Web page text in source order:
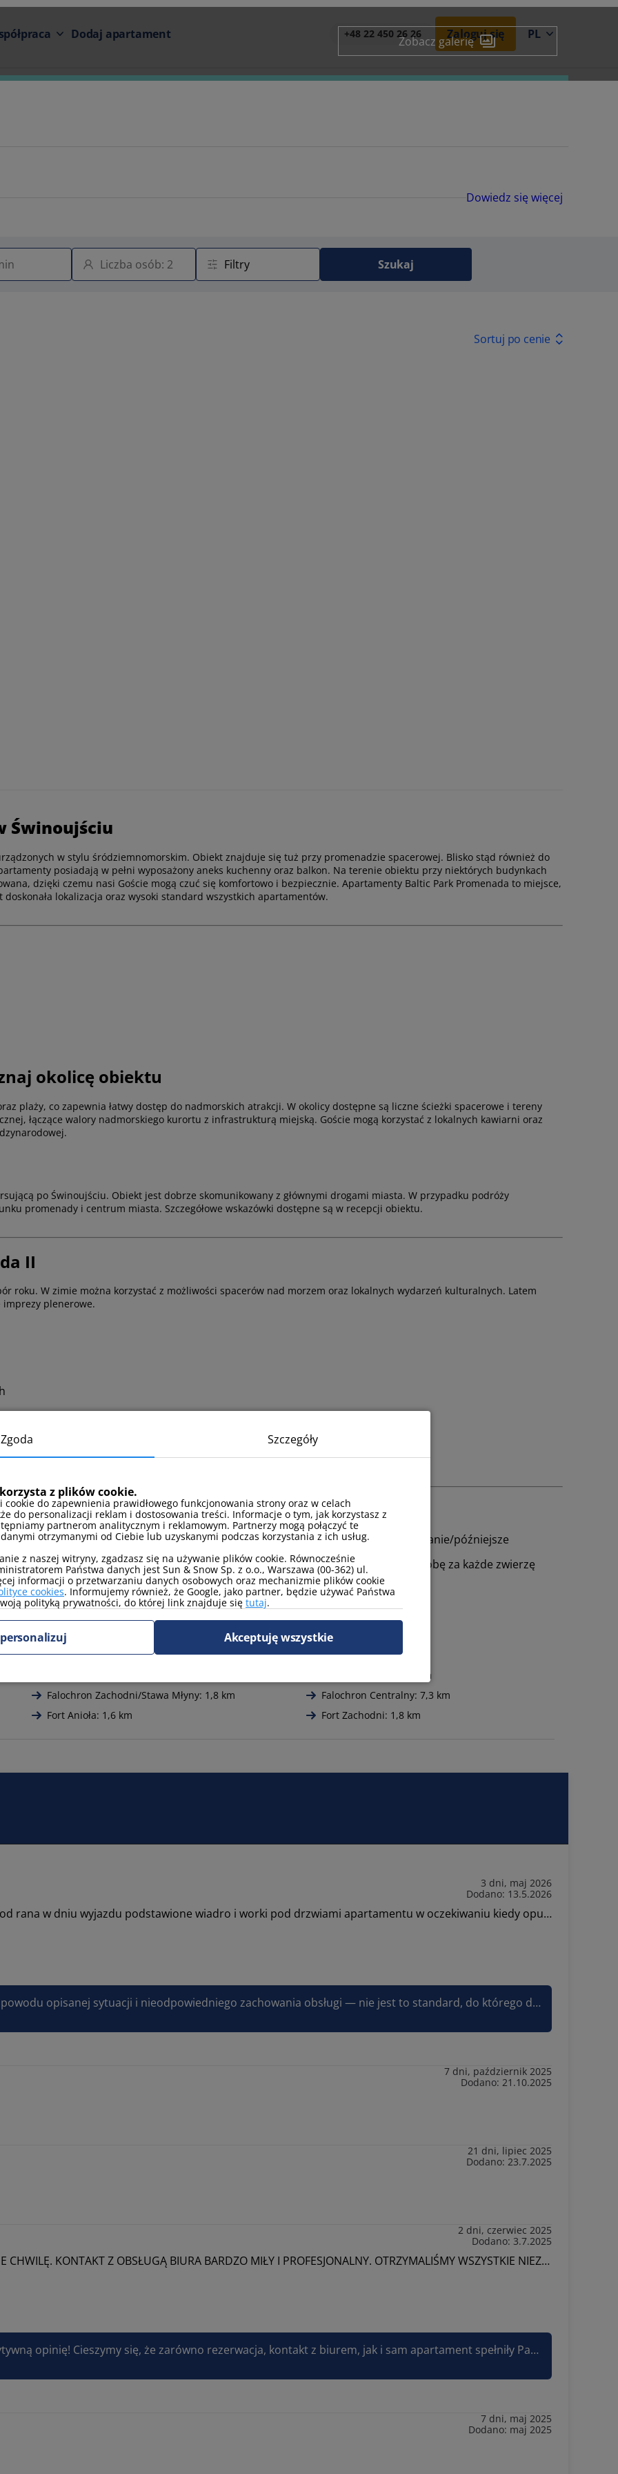
Dodaj apartament +48 22 450 26 26 Zaloguj się PL
Zobacz galerię
Dowiedz się więcej
Szukaj
Sortuj po cenie
Świnoujściu
w stylu śródziemnomorskim. Obiekt znajduje się tuż przy promenadzie spacerowej. Blisko stąd również do
posiadają w pełni wyposażony aneks kuchenny oraz balkon. Na terenie obiektu przy niektórych budynkach
dzięki czemu nasi Goście mogą czuć się komfortowo i bezpiecznie. Apartamenty Baltic Park Promenada to miejsce,
lokalizacja oraz wysoki standard wszystkich apartamentów.
okolicę obiektu
plaży, co zapewnia łatwy dostęp do nadmorskich atrakcji. W okolicy dostępne są liczne ścieżki spacerowe i tereny
łączące walory nadmorskiego kurortu z infrastrukturą miejską. Goście mogą korzystać z lokalnych kawiarni oraz
po Świnoujściu. Obiekt jest dobrze skomunikowany z głównymi drogami miasta. W przypadku podróży
promenady i centrum miasta. Szczegółowe wskazówki dostępne są w recepcji obiektu.
II
roku. W zimie można korzystać z możliwości spacerów nad morzem oraz lokalnych wydarzeń kulturalnych. Latem
imprezy plenerowe.
od godziny 16:00, Wymeldowanie do godziny 11:00. Wcześniejsze zameldowanie/późniejsze
biurze lokalnym.
(wymagany kontakt telefoniczny) - Koszt pobytu zwierzęcia to 40zł za dobę za każde zwierzę
plaża dla psów: 1,7 km
restauracja: 100 m
apteka: 450 m
dworzec polski: 2,3 km
Latarnia morska: 7,3 km
Falochron Zachodni/Stawa Młyny: 1,8 km
Falochron Centralny: 7,3 km
Fort Anioła: 1,6 km Fort Zachodni: 1,8 km
3 dni, maj 2026
Dodano: 13.5.2026
Bardzo nie miła Pani w obsłudze telefonicznej, od rana w dniu wyjazdu podstawione wiadro i worki pod drzwiami apartamentu w oczekiwaniu kiedy opuścimy apartament. Niestety nie polecam obsługi w Świnoujściu.
Dziękujemy za opinię. Bardzo nam przykro z powodu opisanej sytuacji i nieodpowiedniego zachowania obsługi — nie jest to standard, do którego dążymy. Sprawa zostanie przekazana do wyjaśnienia, aby uniknąć takich sytuacji w przyszłości. Pozdrawiam, Joanna Sun&Snow
7 dni, październik 2025
Dodano: 21.10.2025
21 dni, lipiec 2025
Dodano: 23.7.2025
2 dni, czerwiec 2025
Dodano: 3.7.2025
REZERWACJA APARTAMENTU ZAJĘŁA DOSŁOWNE CHWILĘ. KONTAKT Z OBSŁUGĄ BIURA BARDZO MIŁY I PROFESJONALNY. OTRZYMALIŚMY WSZYSTKIE NIEZBĘDNE INFORMACJE. APARTAMENT PRZEŚLICZNY I WPEŁNI WYPOSAŻONY. DUŻYM ATUTEM APARTAMENTU JEST PRZESTRONY BALKON ORAZ DUŻA JASNA SYPIALNIA. DO PLAŻY I CENTRUM MIASTA NAPRAWDĘ BLISKO , DOSŁOWNIE KILKA MINUT SPACEREM. POBYT BYŁ BARDZO UDANY I NAPEWNO SKORZYSTAMY Z PONOWNEGO PRZYJAZDU.
Bardzo dziękujemy za tak szczegółową i pozytywną opinię! Cieszymy się, że zarówno rezerwacja, kontakt z biurem, jak i sam apartament spełniły Państwa oczekiwania. To dla nas ogromna satysfakcja. Miło nam też, że docenili Państwo lokalizację i wyposażenie apartamentu. Zapraszamy ponownie - będzie nam bardzo miło Państwa gościć!
7 dni, maj 2025
Dodano: maj 2025
Zgoda Szczegóły
z plików cookie.
cookie do zapewnienia prawidłowego funkcjonowania strony oraz w celach
do personalizacji reklam i dostosowania treści. Informacje o tym, jak korzystasz z
partnerom analitycznym i reklamowym. Partnerzy mogą połączyć te
otrzymanymi od Ciebie lub uzyskanymi podczas korzystania z ich usług.
z naszej witryny, zgadzasz się na używanie plików cookie. Równocześnie
Państwa danych jest Sun & Snow Sp. z o.o., Warszawa (00-362) ul.
informacji o przetwarzaniu danych osobowych oraz mechanizmie plików cookie
cookies. Informujemy również, że Google, jako partner, będzie używać Państwa
polityką prywatności, do której link znajduje się tutaj.
Akceptuję wszystkie